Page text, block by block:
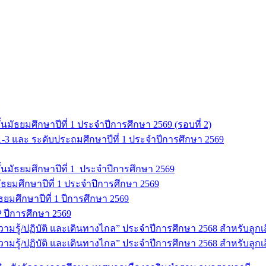
มัธยมศึกษาปีที่ 1 ประจำปีการศึกษา 2569 (รอบที่ 2)
และ ระดับประถมศึกษาปีที่ 1 ประจำปีการศึกษา 2569
มัธยมศึกษาปีที่ 1 ประจำปีการศึกษา 2569
มศึกษาปีที่ 1 ประจำปีการศึกษา 2569
มศึกษาปีที่ 1 ปีการศึกษา 2569
ปีการศึกษา 2569
มรู้/ปฏิบัติ และเดินทางไกล” ประจำปีการศึกษา 2568 สำหรับลู
มรู้/ปฏิบัติ และเดินทางไกล” ประจำปีการศึกษา 2568 สำหรับลู